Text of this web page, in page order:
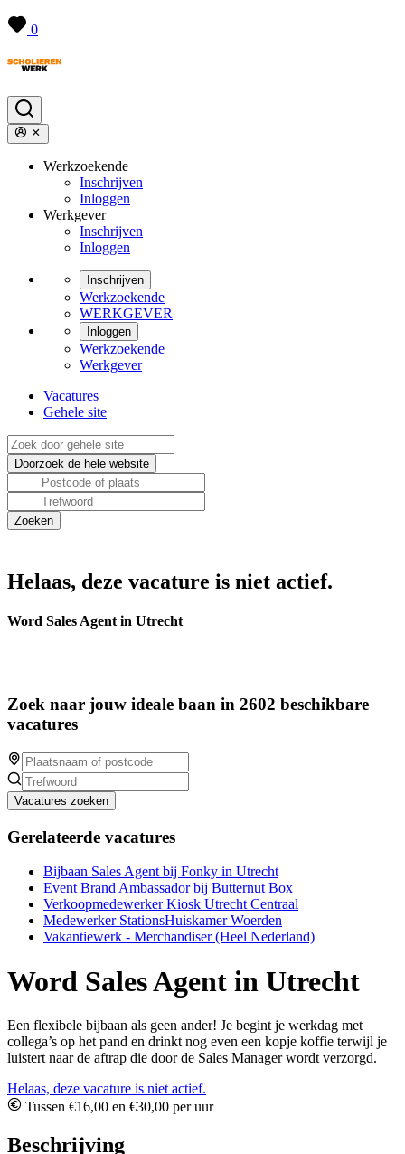
0
Werkzoekende
Inschrijven
Inloggen
Werkgever
Inschrijven
Inloggen
Inschrijven
Werkzoekende
WERKGEVER
Inloggen
Werkzoekende
Werkgever
Vacatures
Gehele site
Helaas, deze vacature is niet actief.
Word Sales Agent in Utrecht
Zoek naar jouw ideale baan in 2602 beschikbare
vacatures
Vacatures zoeken
Gerelateerde vacatures
Bijbaan Sales Agent bij Fonky in Utrecht
Event Brand Ambassador bij Butternut Box
Verkoopmedewerker Kiosk Utrecht Centraal
Medewerker StationsHuiskamer Woerden
Vakantiewerk - Merchandiser (Heel Nederland)
Word Sales Agent in Utrecht
Een flexibele bijbaan als geen ander! Je begint je werkdag met
collega’s op het pand en drinkt nog even een kopje koffie terwijl je
luistert naar de aftrap die door de Sales Manager wordt verzorgd.
Helaas, deze vacature is niet actief.
Tussen €16,00 en €30,00 per uur
Beschrijving